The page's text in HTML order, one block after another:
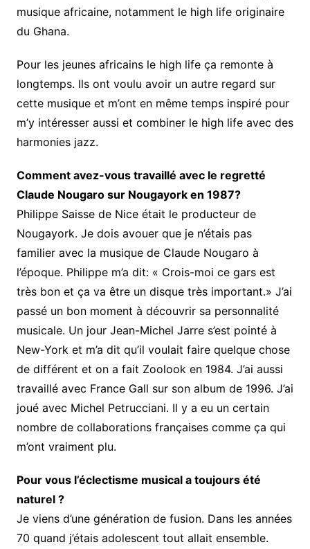
musique africaine, notamment le high life originaire
du Ghana.
Pour les jeunes africains le high life ça remonte à
longtemps. Ils ont voulu avoir un autre regard sur
cette musique et m’ont en même temps inspiré pour
m’y intéresser aussi et combiner le high life avec des
harmonies jazz.
Comment avez-vous travaillé avec le regretté
Claude Nougaro sur Nougayork en 1987?
Philippe Saisse de Nice était le producteur de
Nougayork. Je dois avouer que je n’étais pas
familier avec la musique de Claude Nougaro à
l’époque. Philippe m’a dit: « Crois-moi ce gars est
très bon et ça va être un disque très important.» J’ai
passé un bon moment à découvrir sa personnalité
musicale. Un jour Jean-Michel Jarre s’est pointé à
New-York et m’a dit qu’il voulait faire quelque chose
de différent et on a fait Zoolook en 1984. J’ai aussi
travaillé avec France Gall sur son album de 1996. J’ai
joué avec Michel Petrucciani. Il y a eu un certain
nombre de collaborations françaises comme ça qui
m’ont vraiment plu.
Pour vous l’éclectisme musical a toujours été
naturel ?
Je viens d’une génération de fusion. Dans les années
70 quand j’étais adolescent tout allait ensemble.